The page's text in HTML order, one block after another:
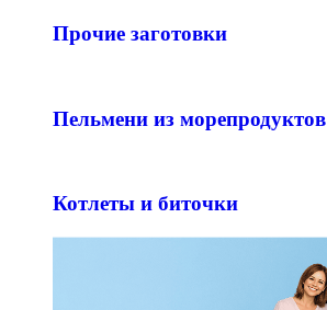
Прочие заготовки
Пельмени из морепродуктов
Котлеты и биточки